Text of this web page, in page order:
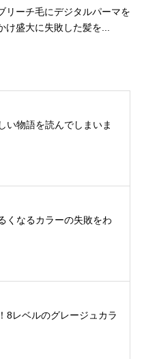
リーチ毛にデジタルパーマを
け盛大に失敗した髪を...
い物語を読んでしまいま
くなるカラーの失敗をわ
8レベルのグレージュカラ